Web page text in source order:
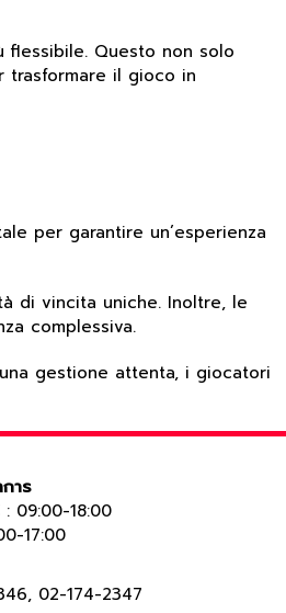
Questo non solo
trasformare il gioco in
per garantire un’esperienza
di vincita uniche. Inoltre, le
complessiva.
gestione attenta, i giocatori
าร
09:00-18:00
17:00
, 02-174-2347